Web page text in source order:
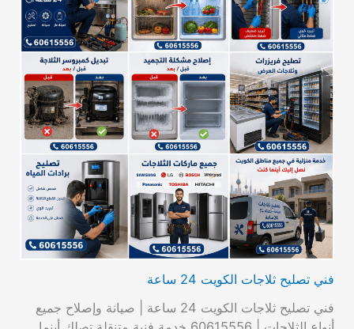
فني تصليح ثلاجات الكويت 24 ساعة
فني تصليح ثلاجات الكويت 24 ساعة | صيانة وإصلاح جميع